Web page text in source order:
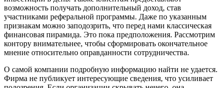
возможность получать дополнительный доход, став
участниками реферальной программы. Даже по указанным
признакам можно заподозрить, что перед нами классическая
финансовая пирамида. Это пока предположения. Рассмотрим
контору внимательнее, чтобы сформировать окончательное
мнение относительно оправданности сотрудничества.
О самой компании подробную информацию найти не удается.
Фирма не публикует интересующие сведения, что усиливает